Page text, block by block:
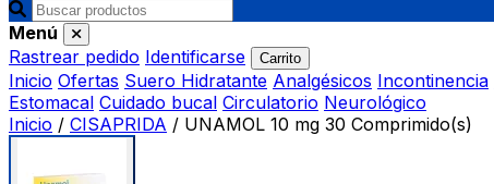
Menú
Rastrear pedido Identificarse Carrito
Inicio Ofertas Suero Hidratante Analgésicos Incontinencia
Estomacal Cuidado bucal Circulatorio Neurológico
Inicio / CISAPRIDA / UNAMOL 10 mg 30 Comprimido(s)